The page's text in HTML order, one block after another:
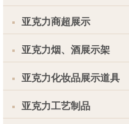
亚克力商超展示
亚克力烟、酒展示架
亚克力化妆品展示道具
亚克力工艺制品